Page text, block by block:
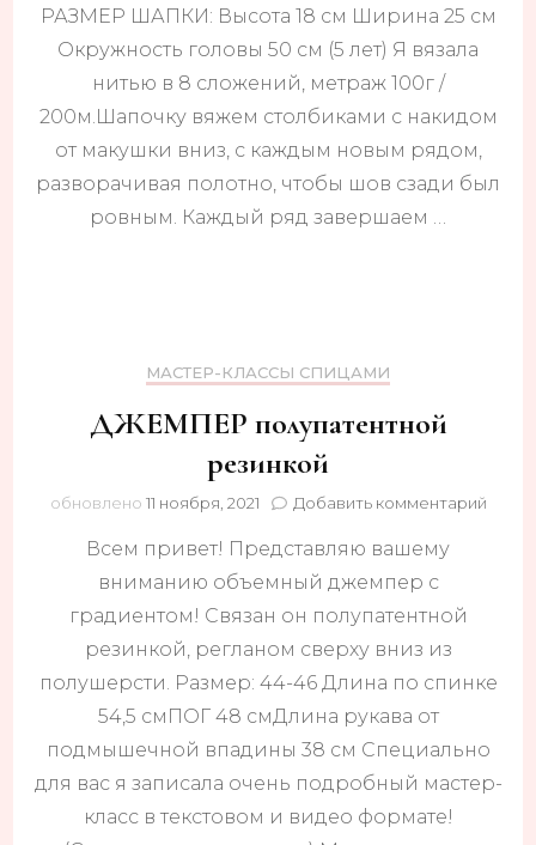
ХИТ
РАЗМЕР ШАПКИ: Высота 18 см Ширина 25 см
Окружность головы 50 см (5 лет) Я вязала
нитью в 8 сложений, метраж 100г /
200м.Шапочку вяжем столбиками с накидом
от макушки вниз, с каждым новым рядом,
разворачивая полотно, чтобы шов сзади был
ровным. Каждый ряд завершаем …
МАСТЕР-КЛАССЫ СПИЦАМИ
ДЖЕМПЕР полупатентной
резинкой
обновлено 11 ноября, 2021 Добавить комментарийк
Всем привет! Представляю вашему
вниманию объемный джемпер с
градиентом! Связан он полупатентной
резинкой, регланом сверху вниз из
полушерсти. Размер: 44-46 Длина по спинке
54,5 смПОГ 48 смДлина рукава от
подмышечной впадины 38 см Специально
для вас я записала очень подробный мастер-
класс в текстовом и видео формате!